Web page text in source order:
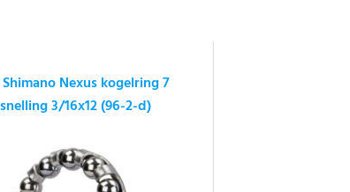
Nexus kogelring 7
3/16x12 (96-2-d)